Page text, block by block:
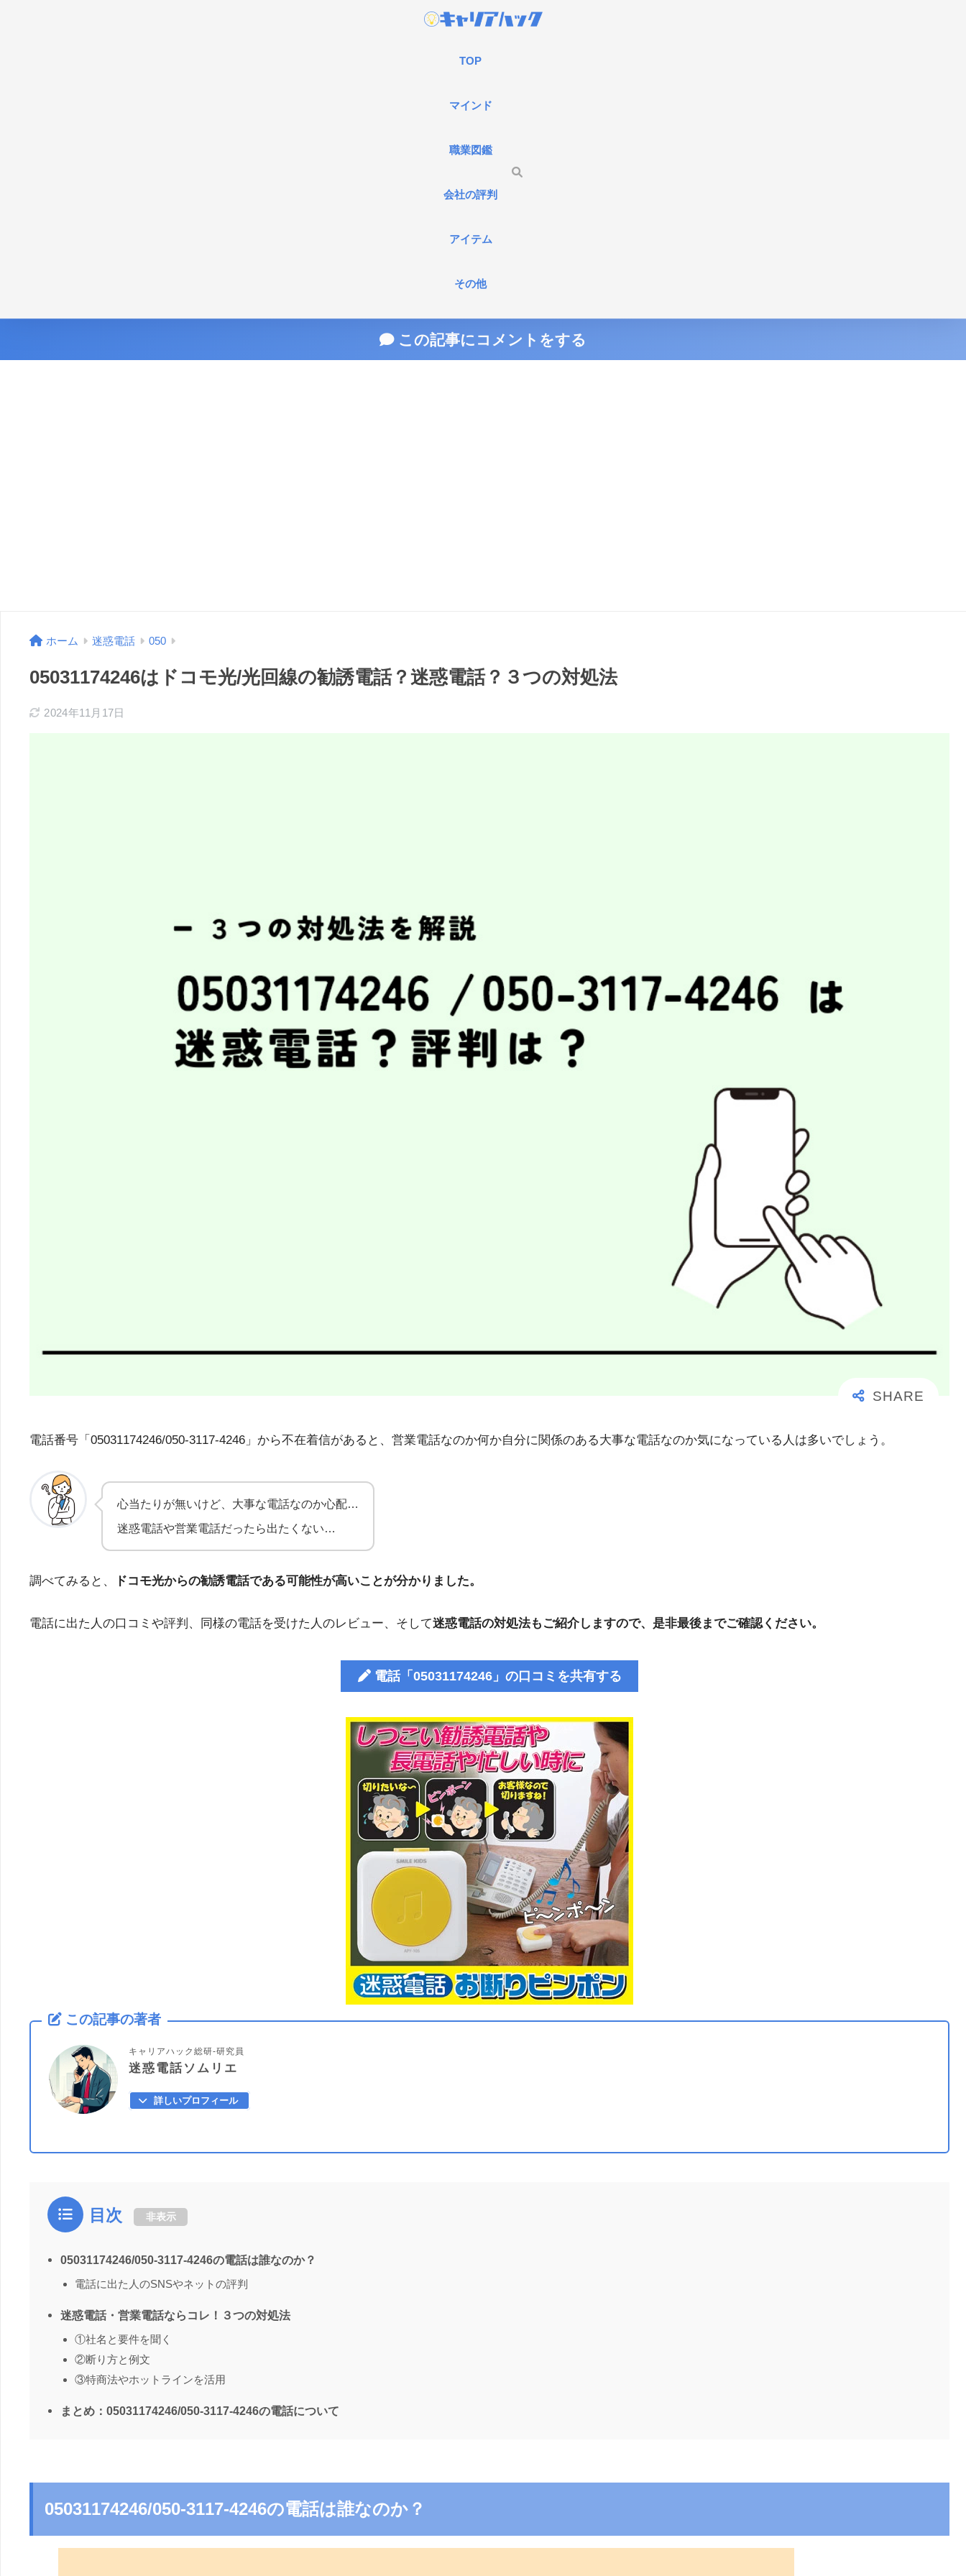
TOP
マインド
職業図鑑
会社の評判
アイテム
その他
この記事にコメントをする
ホーム 迷惑電話 050
05031174246はドコモ光/光回線の勧誘電話？迷惑電話？３つの対処法
2024年11月17日
電話番号「05031174246/050-3117-4246」から不在着信があると、営業電話なのか何か自分に関係のある大事な電話なのか気になっている人は多いでしょう。
心当たりが無いけど、大事な電話なのか心配…
迷惑電話や営業電話だったら出たくない…
調べてみると、 ドコモ光からの勧誘電話である可能性が高いことが分かりました。
電話に出た人の口コミや評判、同様の電話を受けた人のレビュー、そして迷惑電話の対処法もご紹介しますので、是非最後までご確認ください。
電話「05031174246」の口コミを共有する
この記事の著者
キャリアハック総研-研究員
迷惑電話ソムリエ
詳しいプロフィール
目次 非表示
05031174246/050-3117-4246の電話は誰なのか？
電話に出た人のSNSやネットの評判
迷惑電話・営業電話ならコレ！３つの対処法
①社名と要件を聞く
②断り方と例文
③特商法やホットラインを活用
まとめ：05031174246/050-3117-4246の電話について
05031174246/050-3117-4246の電話は誰なのか？